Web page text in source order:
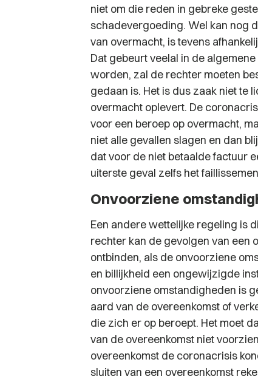
niet om die reden in gebreke
schadevergoeding. Wel kan nog
van overmacht, is tevens
Dat gebeurt veelal in de
worden, zal de rechter moeten
gedaan is. Het is dus zaak niet te
overmacht oplevert. De
voor een beroep op overmacht,
niet alle gevallen slagen en dan
dat voor de niet betaalde factuur
uiterste geval zelfs het
Onvoorziene
Een andere wettelijke regeling is
rechter kan de gevolgen van een
ontbinden, als de onvoorziene
en billijkheid een ongewijzigde
onvoorziene omstandigheden is
aard van de overeenkomst of
die zich er op beroept. Het moet
van de overeenkomst niet
overeenkomst de coronacrisis
sluiten van een overeenkomst